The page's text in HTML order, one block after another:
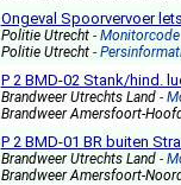
Ongeval Spoorvervoer
Politie Utrecht - Monitorcode
Politie Utrecht -
P 2 BMD-02 Stank/hind.
Brandweer Utrechts Land -
Brandweer Amersfoort-
P 2 BMD-01 BR buiten
Brandweer Utrechts Land -
Brandweer Amersfoort-